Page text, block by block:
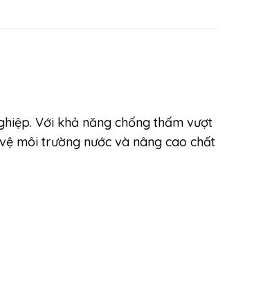
Với khả năng chống thấm vượt
môi trường nước và nâng cao chất